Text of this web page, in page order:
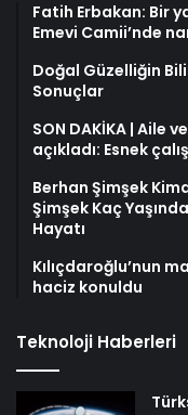
Fatih Erbakan: Bir
Emevi Camii’nde
Doğal Güzelliğin
Sonuçlar
SON DAKİKA | Aile
açıkladı: Esnek
Berhan Şimşek
Şimşek Kaç
Hayatı
Kılıçdaroğlu’nun
haciz konuldu
Teknoloji Haberleri